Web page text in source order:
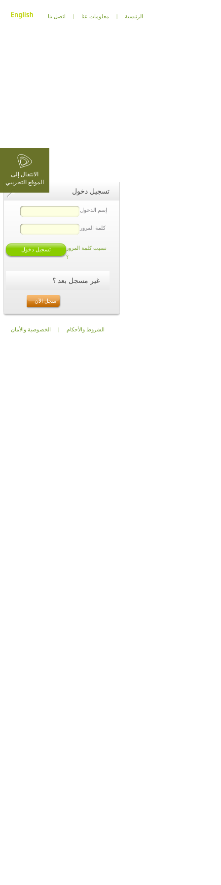
الرئيسية | معلومات عنا | اتصل بنا
الانتقال إلى
الموقع التجريبي
تسجيل دخول
إسم الدخول
كلمة المرور
نسيت كلمة المرور
؟
غير مسجل بعد ؟
سجل الآن
الشروط والأحكام | الخصوصية والأمان